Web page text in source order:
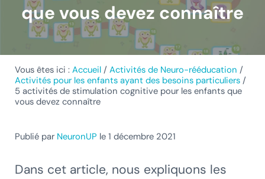
que vous devez connaître
Vous êtes ici : Accueil / Activités de Neuro-rééducation /
Activités pour les enfants ayant des besoins particuliers /
5 activités de stimulation cognitive pour les enfants que
vous devez connaître
Publié par NeuronUP le 1 décembre 2021
Dans cet article, nous expliquons les